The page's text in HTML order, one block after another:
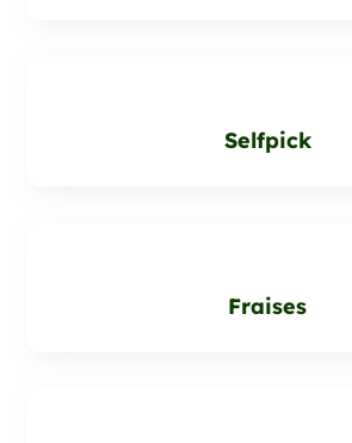
Selfpick
Fraises